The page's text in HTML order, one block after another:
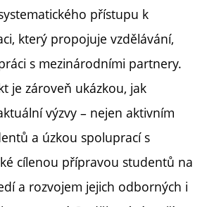
přístupu k
který propojuje vzdělávání,
s mezinárodními partnery.
je zároveň ukázkou, jak
výzvy – nejen aktivním
a úzkou spoluprací s
cílenou přípravou studentů na
a rozvojem jejich odborných i